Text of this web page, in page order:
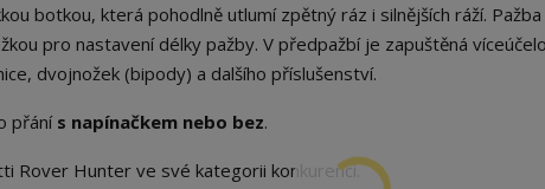
botkou, která pohodlně utlumí zpětný ráz i silnějších ráží.
pro nastavení délky pažby. V předpažbí je zapuštěná
dvojnožek (bipody) a dalšího příslušenství.
přání s napínačkem nebo bez.
Rover Hunter ve své kategorii konkurenci.